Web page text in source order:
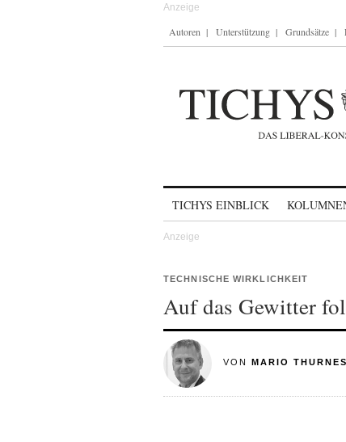
Autoren Unterstützung Grundsätze
TICHYS EINBLICK
TECHNISCHE WIRKLICHKEIT
Auf das Gewitter
VON MARIO THURNES